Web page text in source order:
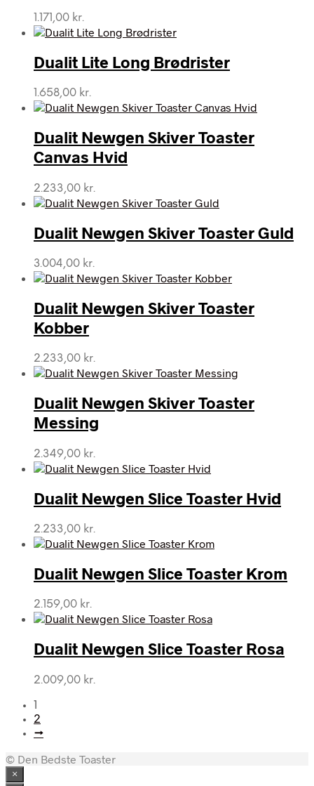
1.171,00 kr.
Dualit Lite Long Brødrister
1.658,00 kr.
Dualit Newgen Skiver Toaster
Canvas Hvid
2.233,00 kr.
Dualit Newgen Skiver Toaster Guld
3.004,00 kr.
Dualit Newgen Skiver Toaster
Kobber
2.233,00 kr.
Dualit Newgen Skiver Toaster
Messing
2.349,00 kr.
Dualit Newgen Slice Toaster Hvid
2.233,00 kr.
Dualit Newgen Slice Toaster Krom
2.159,00 kr.
Dualit Newgen Slice Toaster Rosa
2.009,00 kr.
1
2
→
© Den Bedste Toaster
×